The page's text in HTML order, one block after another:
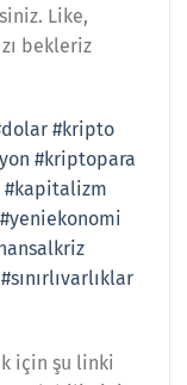
Like,
bekleriz
#kripto
#kriptopara
#kapitalizm
#yeniekonomi
#sınırlıvarlıklar
için şu linki